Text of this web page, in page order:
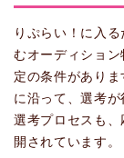
りぷらい！に入
むオーディショ
定の条件があり
に沿って、選考
選考プロセスも
開されています。